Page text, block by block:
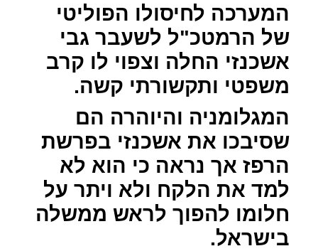
המערכה לחיסולו הפוליטי
של הרמטכ"ל לשעבר גבי
אשכנזי החלה וצפוי לו קרב
משפטי ותקשורתי קשה.
המגלומניה והיוהרה הם
שסיבכו את אשכנזי בפרשת
הרפז אך נראה כי הוא לא
למד את הלקח ולא ויתר על
חלומו להפוך לראש ממשלה
בישראל.